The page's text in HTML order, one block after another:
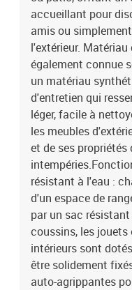
: 55 cmCoussin :Couleur :
tissu (100 %
siège : mousseMatériau
fibre de cotonDimensions
P x é)Dimensions du
é)La livraison contient :4
rangement avec un sac
avec fonction de
dossier6 x coussin de
accueillant pour
amis ou
l'extérieur. Matériau
également connue
un matériau
d'entretien qui
léger, facile à
les meubles
et de ses
résistant à l'eau :
d'un espace de
par un sac
coussins, les
intérieurs sont
être solidement
auto-agrippantes